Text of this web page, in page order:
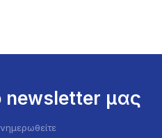
newsletter μας